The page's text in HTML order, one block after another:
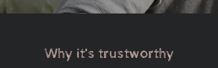
Why it’s trustworthy